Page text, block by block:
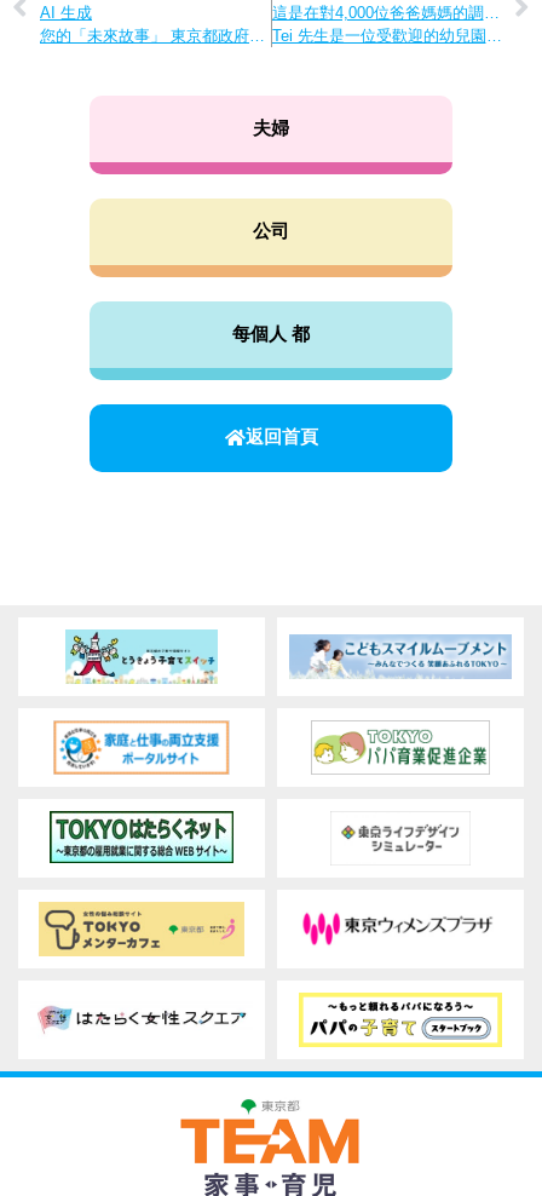
AI 生成
您的「未來故事」 東京都政府開發「東京生活設計模擬器」！
Tei 先生是一位受歡迎的幼兒園老師，負責家務與育兒問題，他為你解答了答案！
夫婦
公司
每個人 都
返回首頁